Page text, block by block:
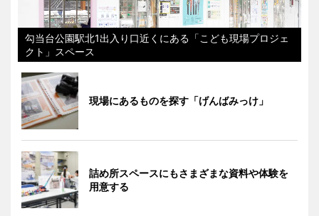
勾当台公園駅北1出入り口近くにある「こども現場プロジェ
クト」スペース
現場にあるものを探す「げんばみっけ」
詰め所スペースにもさまざまな資料や体験を
用意する